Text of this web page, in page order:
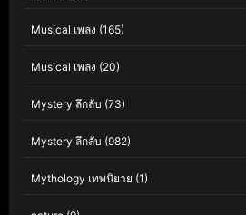
Musical เพลง (165)
Musical เพลง (20)
Mystery ลึกลับ (73)
Mystery ลึกลับ (982)
Mythology เทพนิยาย (1)